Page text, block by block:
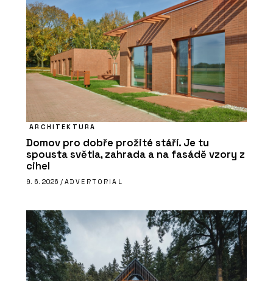
ARCHITEKTURA
Domov pro dobře prožité stáří. Je tu
spousta světla, zahrada a na fasádě vzory z
cihel
9. 6. 2026 / ADVERTORIAL